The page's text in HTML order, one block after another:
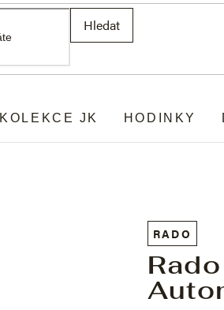
Hledat
KOLEKCE JK HODINKY
RADO